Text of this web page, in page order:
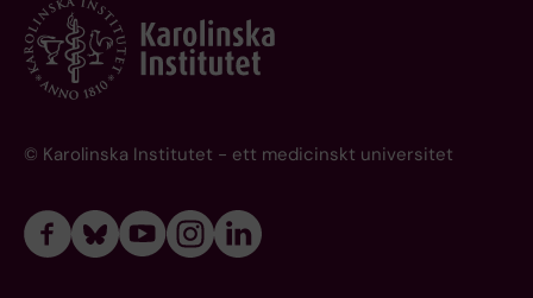
© Karolinska Institutet - ett medicinskt universitet